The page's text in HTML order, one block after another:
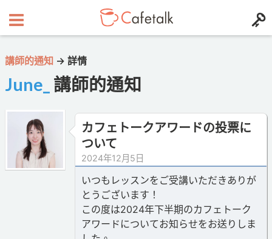
講師的通知 → 詳情
June_ 講師的通知
カフェトークアワードの投票に
ついて
2024年12月5日
いつもレッスンをご受講いただきありが
とうございます！
この度は2024年下半期のカフェトーク
アワードについてお知らせをお送りしま